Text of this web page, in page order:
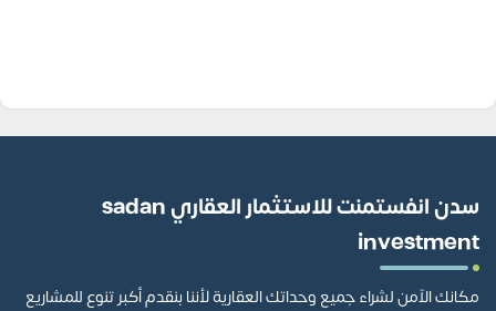
سدن انفستمنت للاستثمار العقاري sadan
investment
مكانك الآمن لشراء جميع وحداتك العقارية لأننا بنقدم أكبر تنوع للمشاريع